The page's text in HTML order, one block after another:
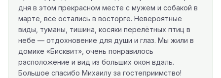
дня в этом прекрасном месте с мужем и собакой в
марте, все остались в восторге. Невероятные
виды, туманы, тишина, косяки перелётных птиц в
небе — отдохновение для души и глаз. Мы жили в
домике «Бисквит», очень понравилось
расположение и вид из больших окон вдаль.
Большое спасибо Михаилу за гостеприимство!